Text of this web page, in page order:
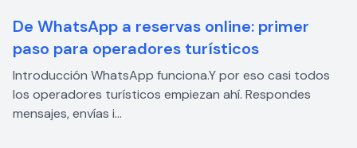
De WhatsApp a reservas online: primer
paso para operadores turísticos
Introducción WhatsApp funciona.Y por eso casi todos
los operadores turísticos empiezan ahí. Respondes
mensajes, envías i...